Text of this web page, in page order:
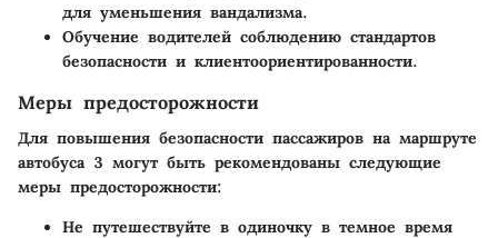
для уменьшения вандализма.
Обучение водителей соблюдению стандартов
безопасности и клиентоориентированности.
Меры предосторожности
Для повышения безопасности пассажиров на маршруте
автобуса 3 могут быть рекомендованы следующие
меры предосторожности:
Не путешествуйте в одиночку в темное время